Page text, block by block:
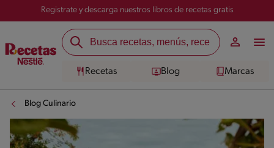
Registrate y descarga nuestros libros de recetas gratis
Recetas Blog Marcas
Blog Culinario